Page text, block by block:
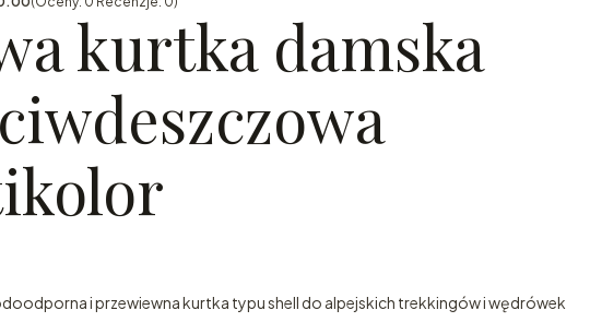
kurtka damska
i przewiewna kurtka typu shell do alpejskich trekkingów i wędrówek